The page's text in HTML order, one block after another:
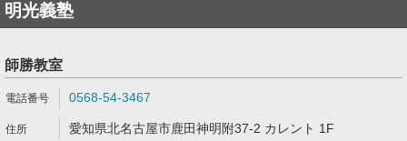
明光義塾
師勝教室
0568-54-3467
愛知県北名古屋市鹿田神明附37-2 カレント 1F